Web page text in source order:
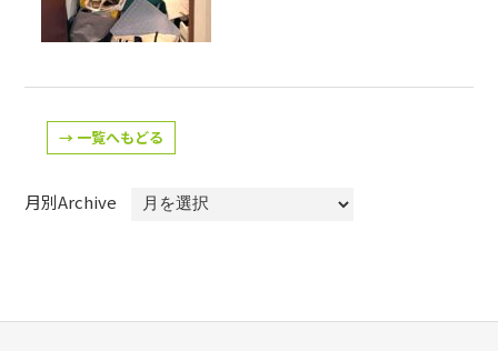
→ 一覧へもどる
月別Archive